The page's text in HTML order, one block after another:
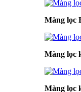
Màng lọc
Màng lọc
Màng lọc